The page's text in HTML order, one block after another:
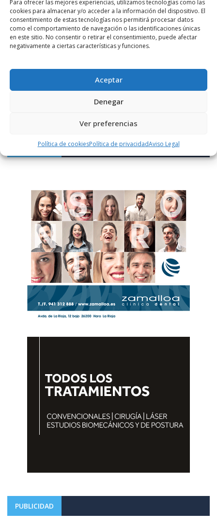
Para ofrecer las mejores experiencias, utilizamos tecnologías como las
cookies para almacenar y/o acceder a la información del dispositivo. El
consentimiento de estas tecnologías nos permitirá procesar datos
como el comportamiento de navegación o las identificaciones únicas
en este sitio. No consentir o retirar el consentimiento, puede afectar
negativamente a ciertas características y funciones.
Aceptar
Denegar
Ver preferencias
Política de cookiesPolítica de privacidadAviso Legal
aprobado.
cómo se procesan los datos de tus comentarios.
PUBLICIDAD
PUBLICIDAD